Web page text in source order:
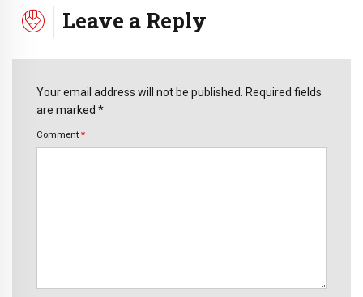
Leave a Reply
Your email address will not be published. Required fields
are marked *
Comment *